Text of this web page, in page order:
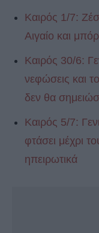
Καιρός 1/7:
Αιγαίο και
Καιρός 30/6:
νεφώσεις και
δεν θα
Καιρός 5/7:
φτάσει μέχρι
ηπειρωτικά